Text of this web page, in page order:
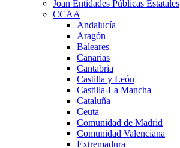
Joan Entidades Públicas Estatales
CCAA
Andalucía
Aragón
Baleares
Canarias
Cantabria
Castilla y León
Castilla-La Mancha
Cataluña
Ceuta
Comunidad de Madrid
Comunidad Valenciana
Extremadura